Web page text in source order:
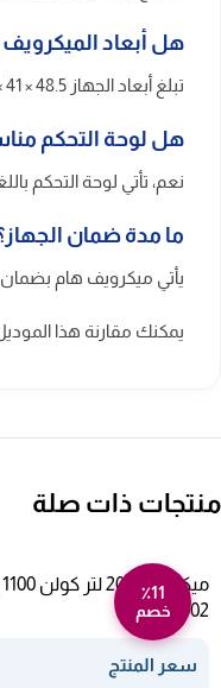
هل أبعاد
تبلغ أبعاد الجهاز 48.5 × 41 × 29.3 سم، ويُفضل قياس مكان الوضع وترك مساحة مناسبة للتهوية حول الجهاز قبل الطلب.
هل لوحة التحكم
نعم، تأتي لوحة التحكم
ما مدة ضمان
يأتي ميكرويف هام
يمكنك مقارنة هذا
منتجات ذات صلة
٪11
خصم
802100002
سعر المنتج